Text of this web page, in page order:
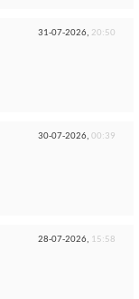
31-07-2026, 20:50
30-07-2026, 00:39
28-07-2026, 15:58